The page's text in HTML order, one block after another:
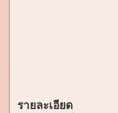
รายละเอียด